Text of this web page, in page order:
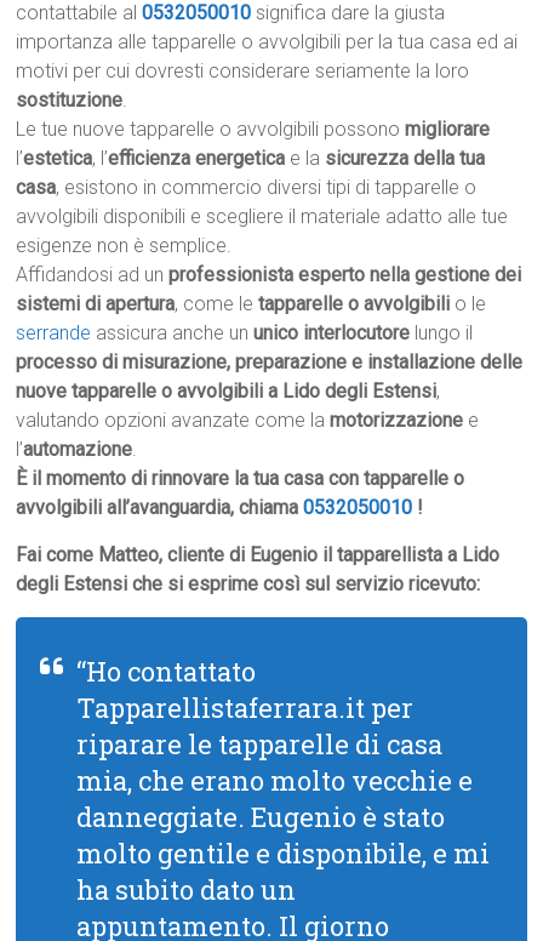
contattabile al0532050010 significa dare la giusta
importanza alle tapparelle o avvolgibili per la tua casa ed ai
motivi per cui dovresti considerare seriamente la loro
sostituzione.
Le tue nuove tapparelle o avvolgibili possonomigliorare
l’estetica, l’efficienza energetica e la sicurezza della tua
casa, esistono in commercio diversi tipi di tapparelle o
avvolgibili disponibili e scegliere il materiale adatto alle tue
esigenze non è semplice.
Affidandosi ad unprofessionista esperto nella gestione dei
sistemi di apertura, come letapparelle o avvolgibili o le
serrande assicura anche ununico interlocutore lungo il
processo di misurazione, preparazione e installazione delle
nuove tapparelle o avvolgibili a Lido degli Estensi,
valutando opzioni avanzate come lamotorizzazione e
l’automazione.
È il momento di rinnovare la tua casa con tapparelle o
avvolgibili all’avanguardia, chiama0532050010 !
Fai come Matteo, cliente di Eugenio il tapparellista a Lido
degli Estensi che si esprime così sul servizio ricevuto:
“Ho contattato
Tapparellistaferrara.it per
riparare le tapparelle di casa
mia, che erano molto vecchie e
danneggiate. Eugenio è stato
molto gentile e disponibile, e mi
ha subito dato un
appuntamento. Il giorno